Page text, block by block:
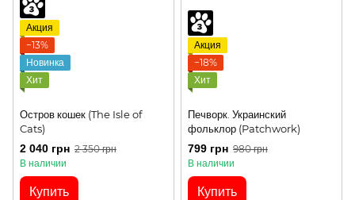
Акция
−13%
Новинка
Хит
Остров кошек (The Isle of
Cats)
2 040 грн 2 350 грн
В наличии
Купить
Акция
−18%
Хит
Печворк. Украинский
фольклор (Patchwork)
799 грн 980 грн
В наличии
Купить